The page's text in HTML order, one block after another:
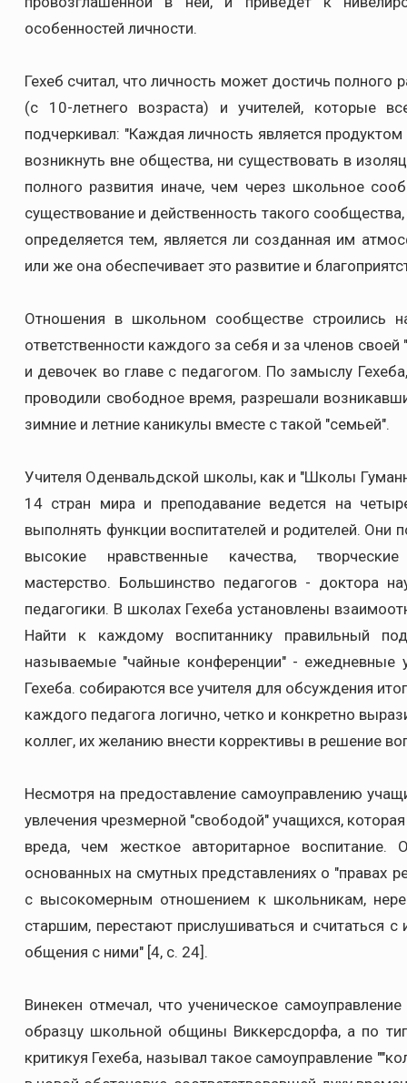
особенностей личности.
Гехеб считал, что личность может достичь
(с 10-летнего возраста) и учителей,
подчеркивал: "Каждая личность является
возникнуть вне общества, ни существовать в
полного развития иначе, чем через школьное
существование и действенность такого
определяется тем, является ли созданная им
или же она обеспечивает это развитие и
Отношения в школьном сообществе строились
ответственности каждого за себя и за членов
и девочек во главе с педагогом. По замыслу
проводили свободное время, разрешали
зимние и летние каникулы вместе с такой "семьей".
Учителя Оденвальдской школы, как и "Школы
14 стран мира и преподавание ведется на
выполнять функции воспитателей и родителей. Они
высокие нравственные качества, творческие
мастерство. Большинство педагогов - доктора
педагогики. В школах Гехеба установлены
Найти к каждому воспитаннику правильный
называемые "чайные конференции" - ежедневные
Гехеба. собираются все учителя для обсуждения
каждого педагога логично, четко и конкретно
коллег, их желанию внести коррективы в решение
Несмотря на предоставление самоуправлению
увлечения чрезмерной "свободой" учащихся,
вреда, чем жесткое авторитарное
основанных на смутных представлениях о "правах
с высокомерным отношением к школьникам,
старшим, перестают прислушиваться и считаться
общения с ними" [4, с. 24].
Винекен отмечал, что ученическое
образцу школьной общины Виккерсдорфа, а по
критикуя Гехеба, называл такое самоуправление